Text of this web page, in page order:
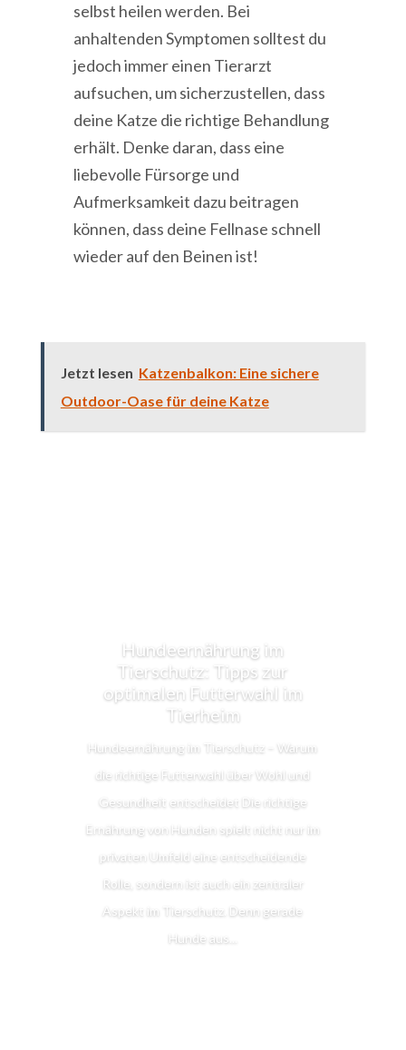
selbst heilen werden. Bei
anhaltenden Symptomen solltest du
jedoch immer einen Tierarzt
aufsuchen, um sicherzustellen, dass
deine Katze die richtige Behandlung
erhält. Denke daran, dass eine
liebevolle Fürsorge und
Aufmerksamkeit dazu beitragen
können, dass deine Fellnase schnell
wieder auf den Beinen ist!
Jetzt lesen Katzenbalkon: Eine sichere
Outdoor-Oase für deine Katze
Hundeernährung im
Tierschutz: Tipps zur
optimalen Futterwahl im
Tierheim
Hundeernährung im Tierschutz – Warum
die richtige Futterwahl über Wohl und
Gesundheit entscheidet Die richtige
Ernährung von Hunden spielt nicht nur im
privaten Umfeld eine entscheidende
Rolle, sondern ist auch ein zentraler
Aspekt im Tierschutz. Denn gerade
Hunde aus...